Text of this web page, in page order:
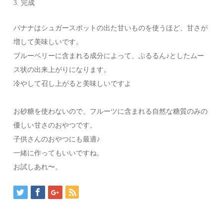
3. 完成
バナナはシュガースポットの出た甘いものを使うほど、甘さが
増して美味しいです。
ブルーベリーに含まれる成分によって、ぷるるん♪としたムー
ス状の出来上がりになります。
冷やして召し上がると美味しいですよ
お砂糖を使わないので、フルーツに含まれる自然な糖質のみの
優しい甘さのおやつです。
子供さんのおやつにも最適♪
一緒に作ってもいいですね。
お試しあれ〜。